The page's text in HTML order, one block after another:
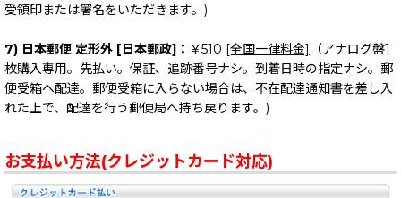
受領印または署名をいただきます。)
7) 日本郵便 定形外 [日本郵政]： ￥510 [全国一律料金]
（アナログ盤1
枚購入専用。先払い。保証、追跡番号ナシ。到着日時の指定ナシ。郵
便受箱へ配達。郵便受箱に入らない場合は、不在配達通知書を差し入
れた上で、配達を行う郵便局へ持ち戻ります。)
お支払い方法(クレジットカード対応)